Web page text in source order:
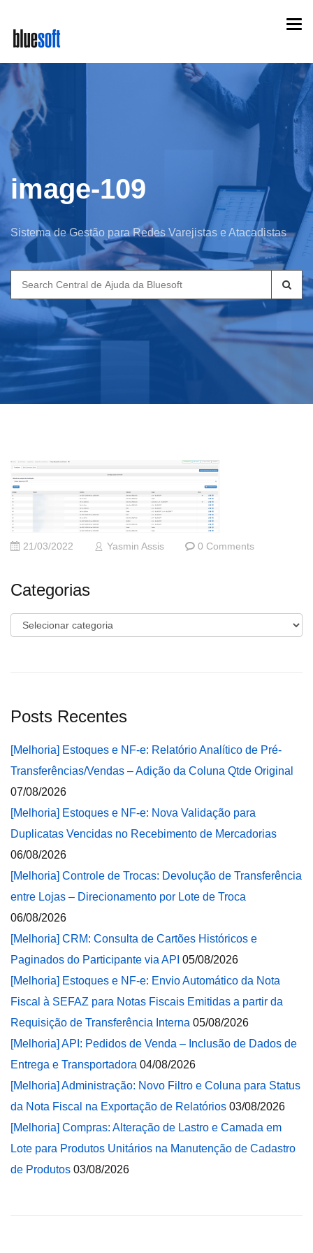
main
content
image-109
Sistema de Gestão para Redes Varejistas e Atacadistas
Search
for:
21/03/2022 Yasmin Assis 0 Comments
Categorias
Categorias
Posts Recentes
[Melhoria] Estoques e NF-e: Relatório Analítico de Pré-
Transferências/Vendas – Adição da Coluna Qtde Original
07/08/2026
[Melhoria] Estoques e NF-e: Nova Validação para
Duplicatas Vencidas no Recebimento de Mercadorias
06/08/2026
[Melhoria] Controle de Trocas: Devolução de Transferência
entre Lojas – Direcionamento por Lote de Troca
06/08/2026
[Melhoria] CRM: Consulta de Cartões Históricos e
Paginados do Participante via API 05/08/2026
[Melhoria] Estoques e NF-e: Envio Automático da Nota
Fiscal à SEFAZ para Notas Fiscais Emitidas a partir da
Requisição de Transferência Interna 05/08/2026
[Melhoria] API: Pedidos de Venda – Inclusão de Dados de
Entrega e Transportadora 04/08/2026
[Melhoria] Administração: Novo Filtro e Coluna para Status
da Nota Fiscal na Exportação de Relatórios 03/08/2026
[Melhoria] Compras: Alteração de Lastro e Camada em
Lote para Produtos Unitários na Manutenção de Cadastro
de Produtos 03/08/2026